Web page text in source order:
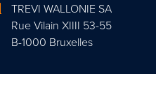
TREVI WALLONIE SA
Rue Vilain XIIII 53-55
B-1000 Bruxelles